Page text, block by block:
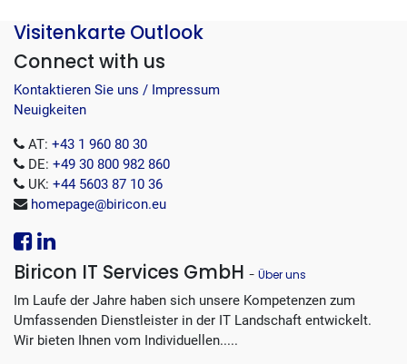
Visitenkarte Outlook
Connect with us
Kontaktieren Sie uns / Impressum
Neuigkeiten
AT: +43 1 960 80 30
DE: +49 30 800 982 860
UK: +44 5603 87 10 36
homepage@biricon.eu
Biricon IT Services GmbH - Über uns
Im Laufe der Jahre haben sich unsere Kompetenzen zum
Umfassenden Dienstleister in der IT Landschaft entwickelt.
Wir bieten Ihnen vom Individuellen.....